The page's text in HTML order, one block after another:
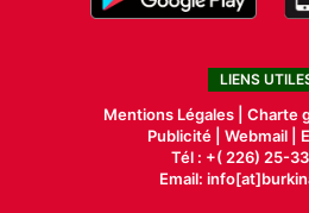
LIENS
Mentions Légales | Charte
Publicité| Webmail |
Tél : +( 226) 25-
Email: